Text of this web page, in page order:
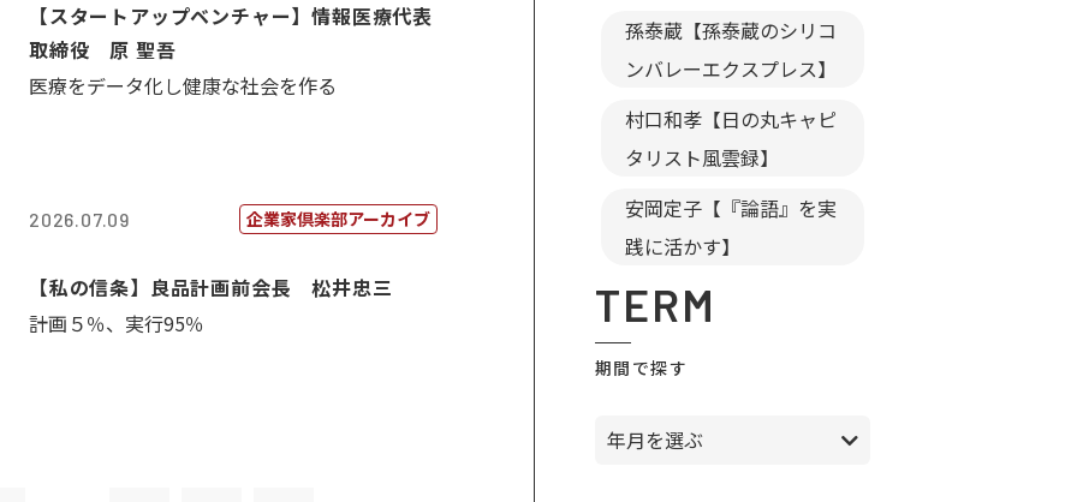
【スタートアップベンチャー】情報医療代表
取締役 原 聖吾
医療をデータ化し健康な社会を作る
2026.07.09 企業家倶楽部アーカイブ
【私の信条】良品計画前会長 松井忠三
計画５％、実行95％
孫泰蔵【孫泰蔵のシリコ
ンバレーエクスプレス】
村口和孝【日の丸キャピ
タリスト風雲録】
安岡定子【『論語』を実
践に活かす】
TERM
期間で探す
年月を選ぶ